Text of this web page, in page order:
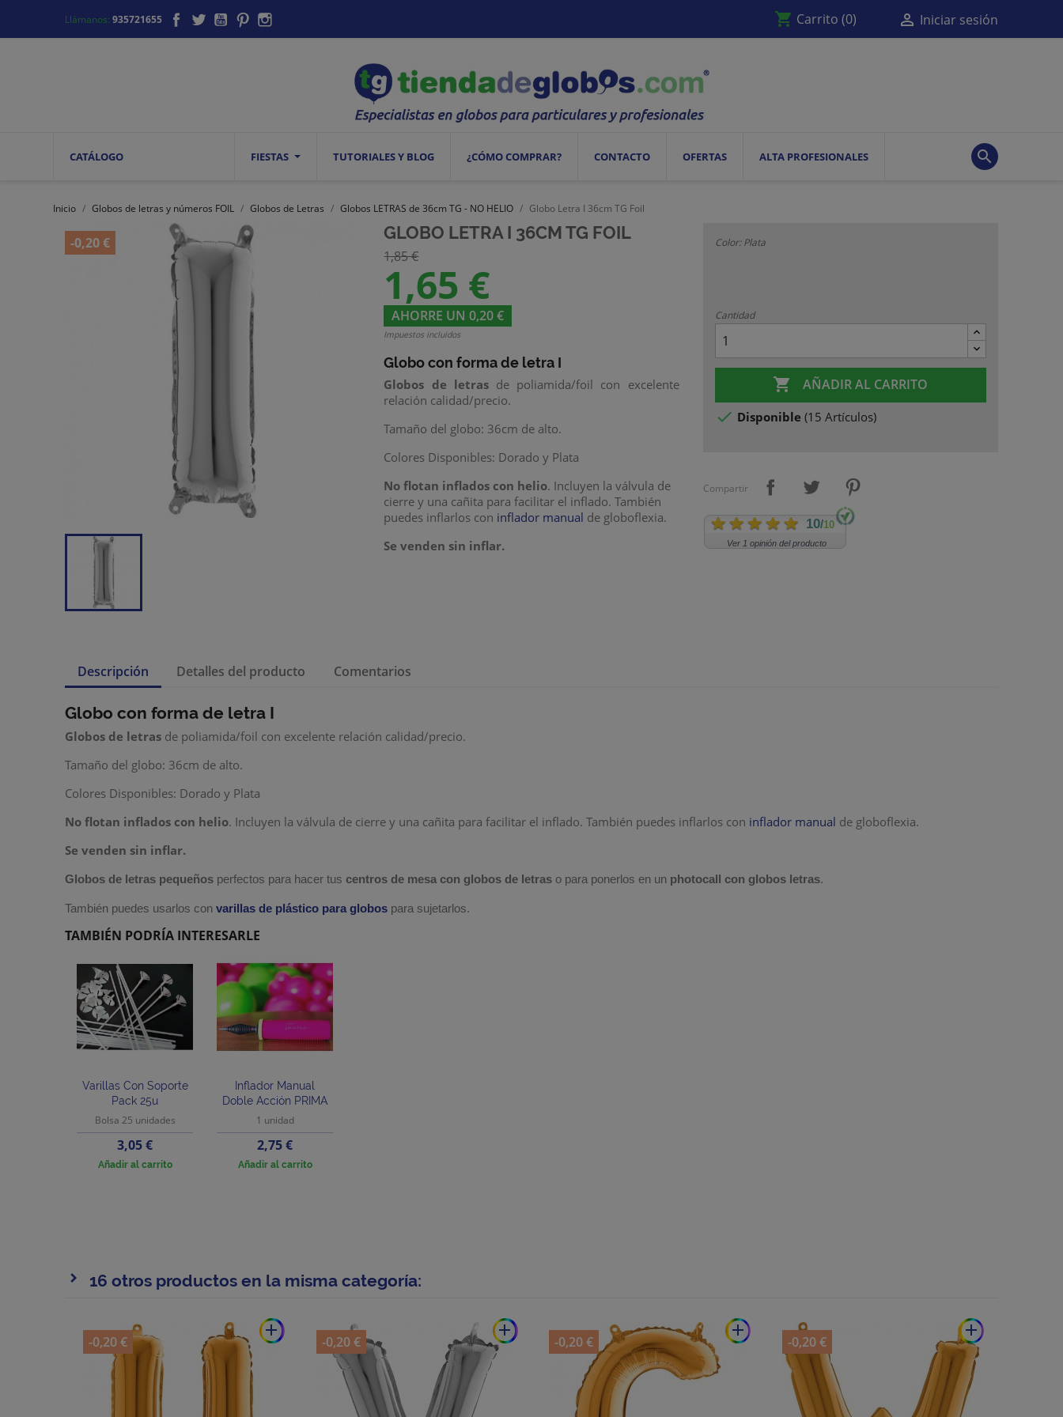
Llámanos:935721655 Facebook
TwitterYouTubePinterest shopping_cart Carrito (0)  Iniciar sesión
CATÁLOGO FIESTAS TUTORIALES Y BLOG ¿CÓMO COMPRAR? CONTACTO OFERTAS ALTA PROFESIONALES 
Inicio Globos de letras y números FOIL Globos de Letras Globos LETRAS de 36cm TG - NO HELIO Globo Letra I 36cm TG Foil
-0,20 € GLOBO LETRA I 36CM TG FOIL
1,85 €
1,65 €
AHORRE UN 0,20 €
Impuestos incluidos
Globo con forma de letra I
Globos de letras de poliamida/foil con excelente
relación calidad/precio.
Tamaño del globo: 36cm de alto.
Colores Disponibles: Dorado y Plata
No flotan inflados con helio. Incluyen la válvula de
cierre y una cañita para facilitar el inflado. También
puedes inflarlos con inflador manual de globoflexia.
Se venden sin inflar.
Color: Plata
Cantidad
 AÑADIR AL CARRITO
 Disponible (15 Artículos)
Compartir
10/10
Ver 1 opinión del producto
Descripción Detalles del producto Comentarios
Globo con forma de letra I
Globos de letras de poliamida/foil con excelente relación calidad/precio.
Tamaño del globo: 36cm de alto.
Colores Disponibles: Dorado y Plata
No flotan inflados con helio. Incluyen la válvula de cierre y una cañita para facilitar el inflado. También puedes inflarlos con inflador manual de globoflexia.
Se venden sin inflar.
Globos de letras pequeños perfectos para hacer tus centros de mesa con globos de letras o para ponerlos en un photocall con globos letras.
También puedes usarlos convarillas de plástico para globos para sujetarlos.
TAMBIÉN PODRÍA INTERESARLE
Varillas Con Soporte
Pack 25u
Bolsa 25 unidades
Precio
3,05 €
Añadir al carrito
Inflador Manual
Doble Acción PRIMA
1 unidad
Precio
2,75 €
Añadir al carrito
16 otros productos en la misma categoría:
add
-0,20 €
add
-0,20 €
add
-0,20 €
add
-0,20 €